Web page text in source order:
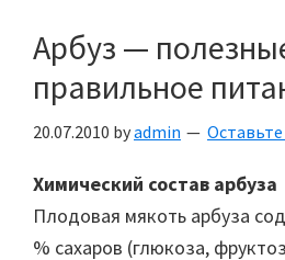
Арбуз —
правильное
20.07.2010 byadmin
Химический состав арбуза
Плодовая мякоть арбуза
% сахаров (глюкоза,